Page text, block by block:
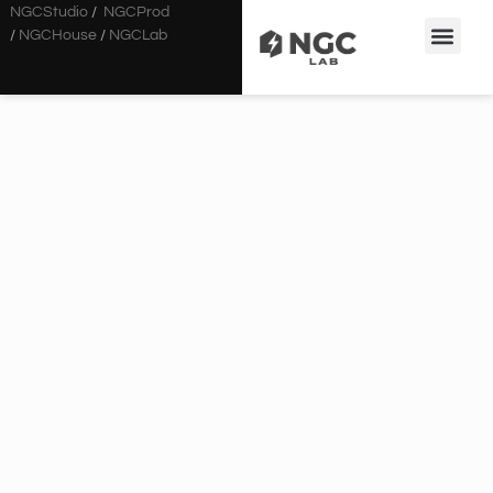
NGCStudio / NGCProd
/ NGCHouse / NGCLab